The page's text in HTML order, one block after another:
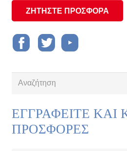
ΖΗΤΗΣΤΕ ΠΡΟΣΦΟΡΑ
ΕΓΓΡΑΦΕΙΤΕ ΚΑΙ
ΠΡΟΣΦΟΡΕΣ